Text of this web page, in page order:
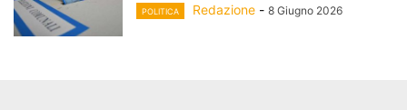
POLITICA Redazione - 8 Giugno 2026